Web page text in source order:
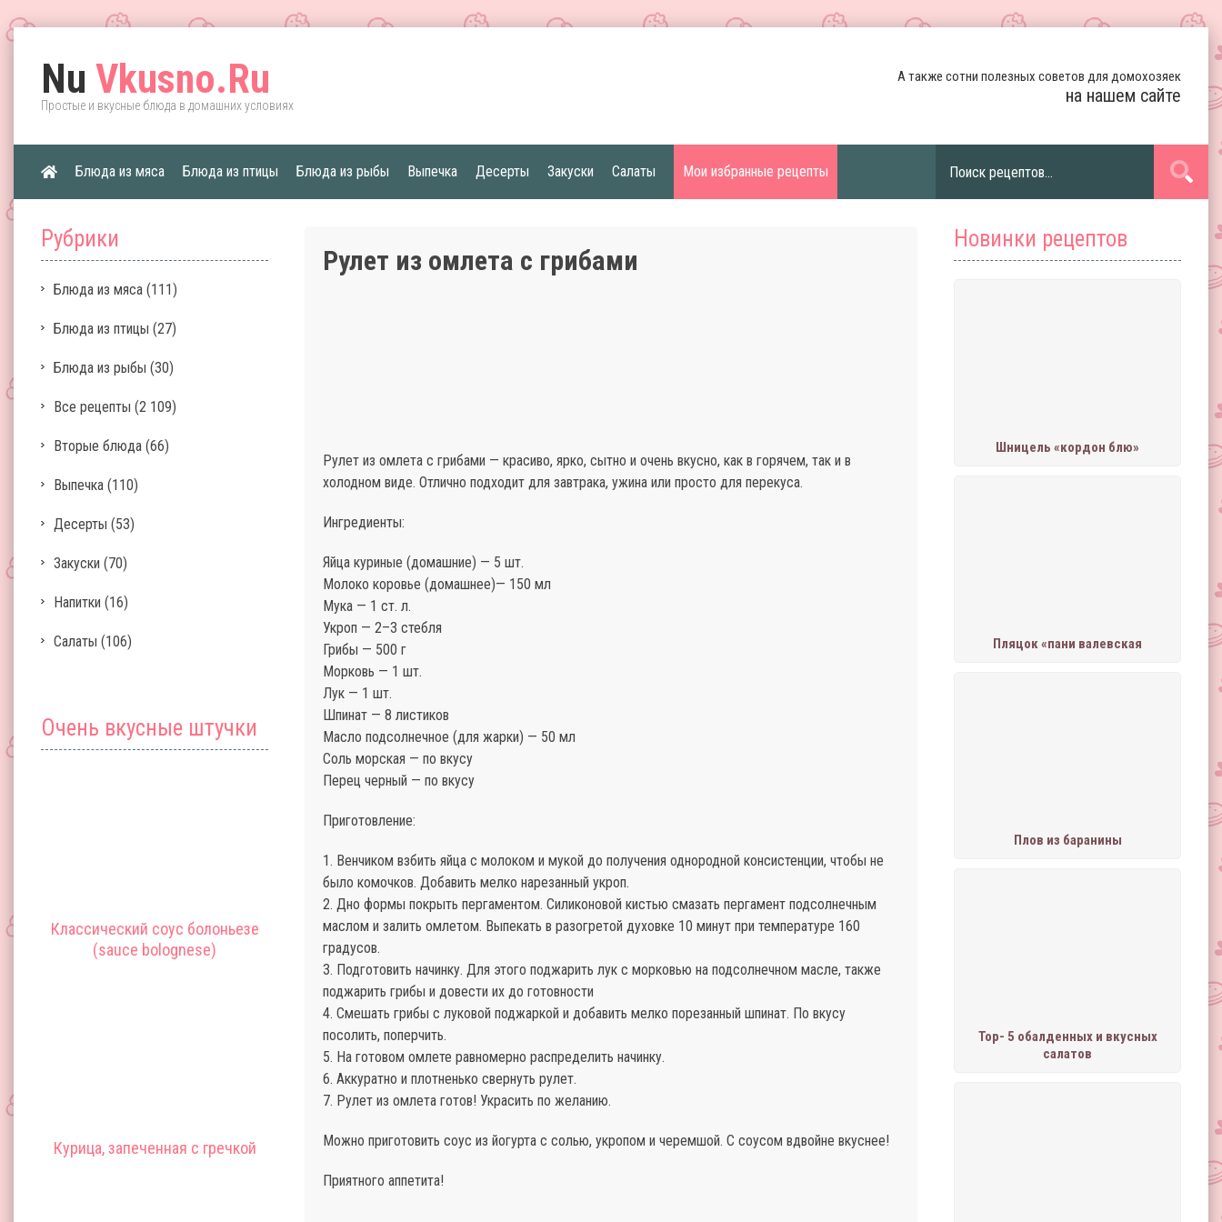
Nu Vkusno.Ru
Простые и вкусные блюда в домашних условиях
А также сотни полезных советов для домохозяек
на нашем сайте
Блюда из мяса Блюда из птицы Блюда из рыбы Выпечка Десерты Закуски Салаты Мои избранные рецепты
Рубрики
Блюда из мяса (111)
Блюда из птицы (27)
Блюда из рыбы (30)
Все рецепты (2 109)
Вторые блюда (66)
Выпечка (110)
Десерты (53)
Закуски (70)
Напитки (16)
Салаты (106)
Очень вкусные штучки
Классический соус болоньезе
(sauce bolognese)
Курица, запеченная с гречкой
Новинки рецептов
Шницель «кордон блю»
Пляцок «пани валевская
Плов из баранины
Тор- 5 обалденных и вкусных
салатов
Рулет из омлета с грибами
Рулет из омлета с грибами — красиво, ярко, сытно и очень вкусно, как в горячем, так и в
холодном виде. Отлично подходит для завтрака, ужина или просто для перекуса.
Ингредиенты:
Яйца куриные (домашние) — 5 шт.
Молоко коровье (домашнее)— 150 мл
Мука — 1 ст. л.
Укроп — 2–3 стебля
Грибы — 500 г
Морковь — 1 шт.
Лук — 1 шт.
Шпинат — 8 листиков
Масло подсолнечное (для жарки) — 50 мл
Соль морская — по вкусу
Перец черный — по вкусу
Приготовление:
1. Венчиком взбить яйца с молоком и мукой до получения однородной консистенции, чтобы не
было комочков. Добавить мелко нарезанный укроп.
2. Дно формы покрыть пергаментом. Силиконовой кистью смазать пергамент подсолнечным
маслом и залить омлетом. Выпекать в разогретой духовке 10 минут при температуре 160
градусов.
3. Подготовить начинку. Для этого поджарить лук с морковью на подсолнечном масле, также
поджарить грибы и довести их до готовности
4. Смешать грибы с луковой поджаркой и добавить мелко порезанный шпинат. По вкусу
посолить, поперчить.
5. На готовом омлете равномерно распределить начинку.
6. Аккуратно и плотненько свернуть рулет.
7. Рулет из омлета готов! Украсить по желанию.
Можно приготовить соус из йогурта с солью, укропом и черемшой. С соусом вдвойне вкуснее!
Приятного аппетита!